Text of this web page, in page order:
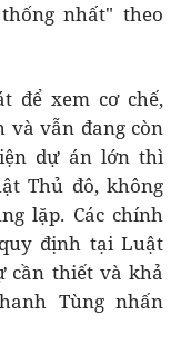
nhất" theo
để xem cơ chế,
và vẫn đang còn
dự án lớn thì
Thủ đô, không
lặp. Các chính
định tại Luật
cần thiết và khả
Tùng nhấn